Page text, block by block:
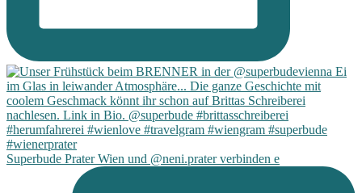
Superbude Prater Wien und @neni.prater verbinden e